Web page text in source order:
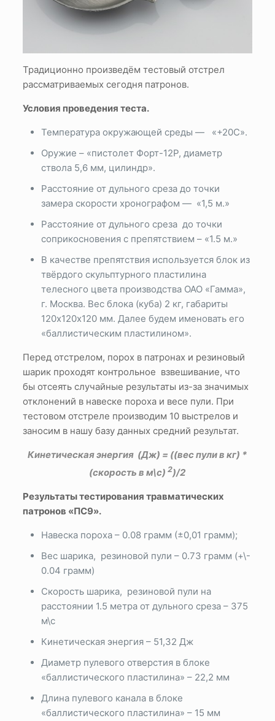
Традиционно произведём тестовый отстрел
рассматриваемых сегодня патронов.
Условия проведения теста.
Температура окружающей среды — «+20С».
Оружие – «пистолет Форт-12Р, диаметр
ствола 5,6 мм, цилиндр».
Расстояние от дульного среза до точки
замера скорости хронографом — «1,5 м.»
Расстояние от дульного среза до точки
соприкосновения с препятствием – «1.5 м.»
В качестве препятствия используется блок из
твёрдого скульптурного пластилина
телесного цвета производства ОАО «Гамма»,
г. Москва. Вес блока (куба) 2 кг, габариты
120х120х120 мм. Далее будем именовать его
«баллистическим пластилином».
Перед отстрелом, порох в патронах и резиновый
шарик проходят контрольное взвешивание, что
бы отсеять случайные результаты из-за значимых
отклонений в навеске пороха и весе пули. При
тестовом отстреле производим 10 выстрелов и
заносим в нашу базу данных средний результат.
Кинетическая энергия (Дж) = ((вес пули в кг) *
(скорость в м\с)2)/2
Результаты тестирования травматических
патронов «ПС9».
Навеска пороха – 0.08 грамм (±0,01 грамм);
Вес шарика, резиновой пули – 0.73 грамм (+\-
0.04 грамм)
Скорость шарика, резиновой пули на
расстоянии 1.5 метра от дульного среза – 375
м\с
Кинетическая энергия – 51,32 Дж
Диаметр пулевого отверстия в блоке
«баллистического пластилина» – 22,2 мм
Длина пулевого канала в блоке
«баллистического пластилина» – 15 мм